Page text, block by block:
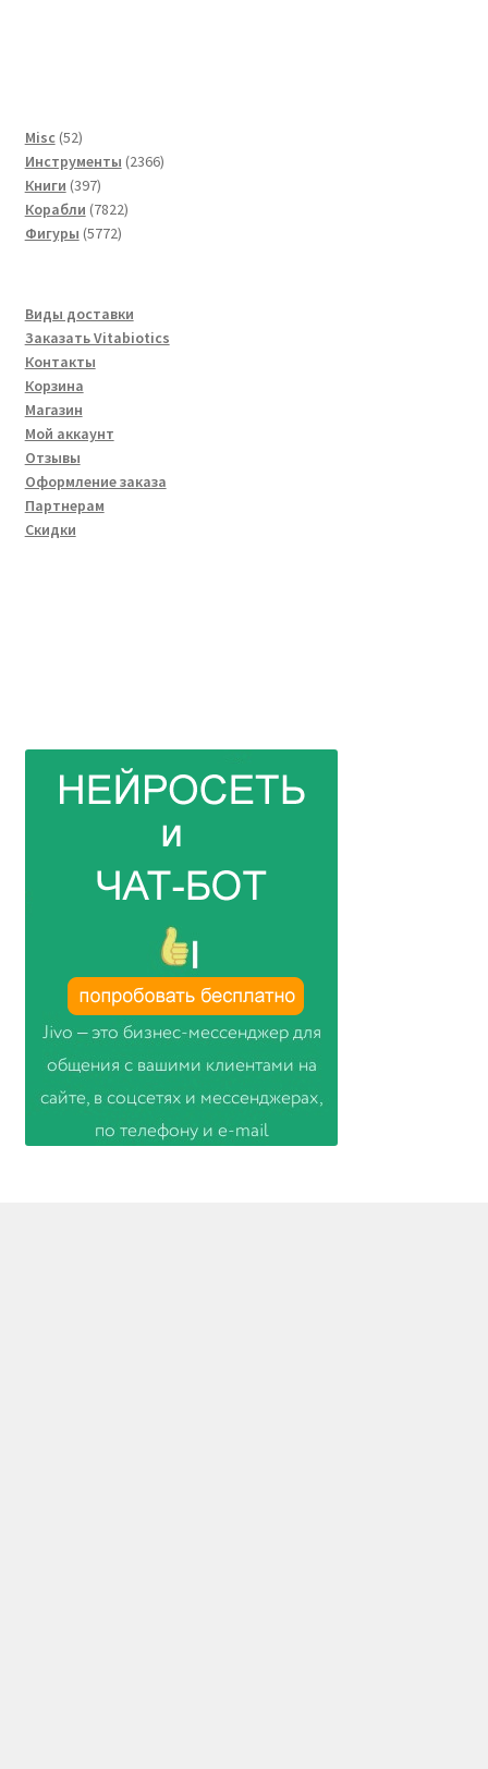
Misc 5252
товара
Инструменты 23662366
Книги 397397
товаров
Корабли 78227822
Фигуры 57725772
Виды доставки
Заказать Vitabiotics
Контакты
Корзина
Магазин
Мой аккаунт
Отзывы
Оформление заказа
Партнерам
Скидки